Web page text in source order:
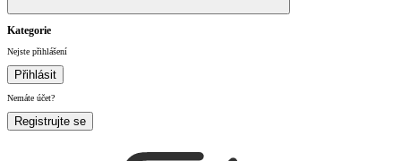
Kategorie
Nejste přihlášení
Přihlásit
Nemáte účet?
Registrujte se